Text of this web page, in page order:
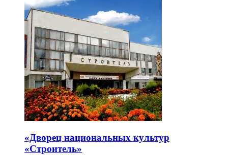
«Дворец национальных культур
«Строитель»